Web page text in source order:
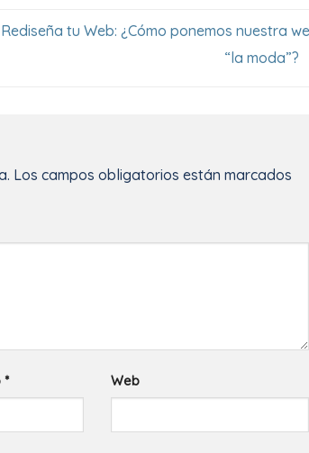
Rediseña tu Web: ¿Cómo ponemos nuestra
“la moda”?
Los campos obligatorios están marcados
* Web